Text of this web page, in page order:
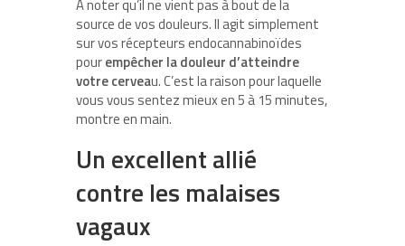
À noter qu’il ne vient pas à bout de la
source de vos douleurs. Il agit simplement
sur vos récepteurs endocannabinoïdes
pourempêcher la douleur d’atteindre
votre cerveau. C’est la raison pour laquelle
vous vous sentez mieux en 5 à 15 minutes,
montre en main.
Un excellent allié
contre les malaises
vagaux